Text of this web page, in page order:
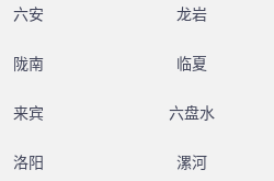
六安 龙岩
陇南 临夏
来宾 六盘水
洛阳 漯河